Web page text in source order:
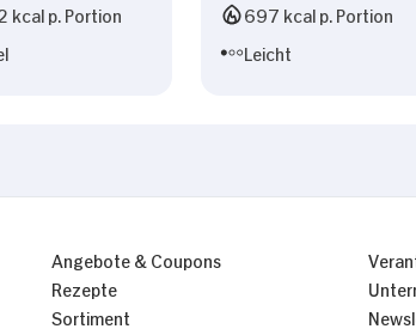
kcal p. Portion
697 kcal p. Portion
Leicht
Angebote & Coupons
Rezepte
Sortiment